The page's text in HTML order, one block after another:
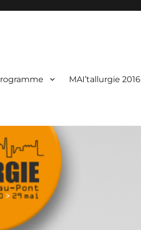
MAI’tallurgie 2016